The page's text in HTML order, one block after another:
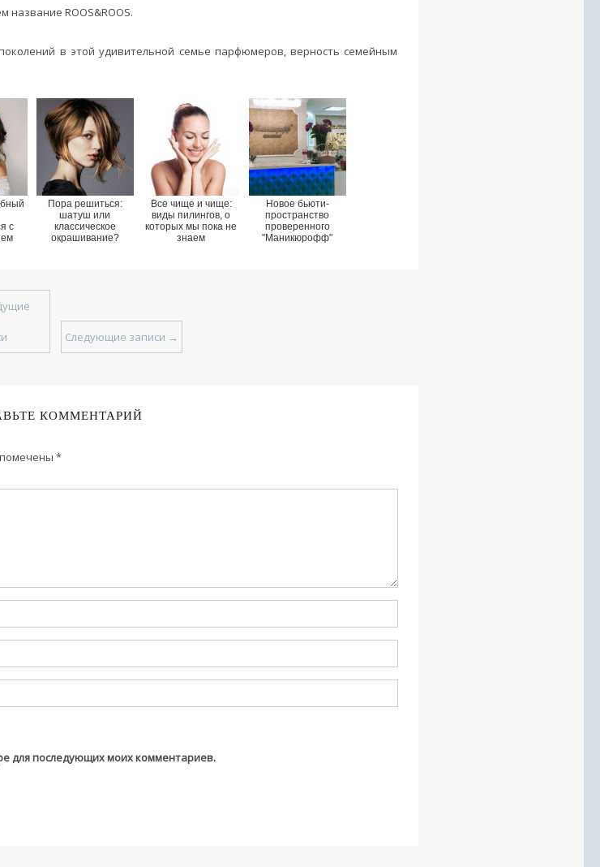
название ROOS&ROOS.
в этой удивительной семье парфюмеров, верность семейным
с
Пора решиться:
шатуш или
классическое
окрашивание?
Все чище и чище:
виды пилингов, о
которых мы пока не
знаем
Новое бьюти-
пространство
проверенного
"Маникюрофф"
Следующие записи →
КОММЕНТАРИЙ
*
для последующих моих комментариев.